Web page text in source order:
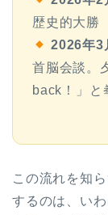
歴史的大勝
2026年3
首脳会談。
back！」と
この流れを知
するのは、い